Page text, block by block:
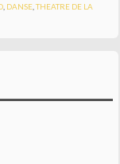
DANSE ,THEATRE DE LA